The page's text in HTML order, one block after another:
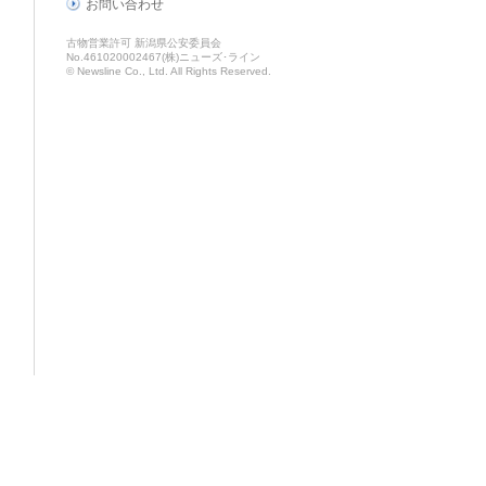
お問い合わせ
古物営業許可 新潟県公安委員会
No.461020002467(株)ニューズ･ライン
© Newsline Co., Ltd. All Rights Reserved.